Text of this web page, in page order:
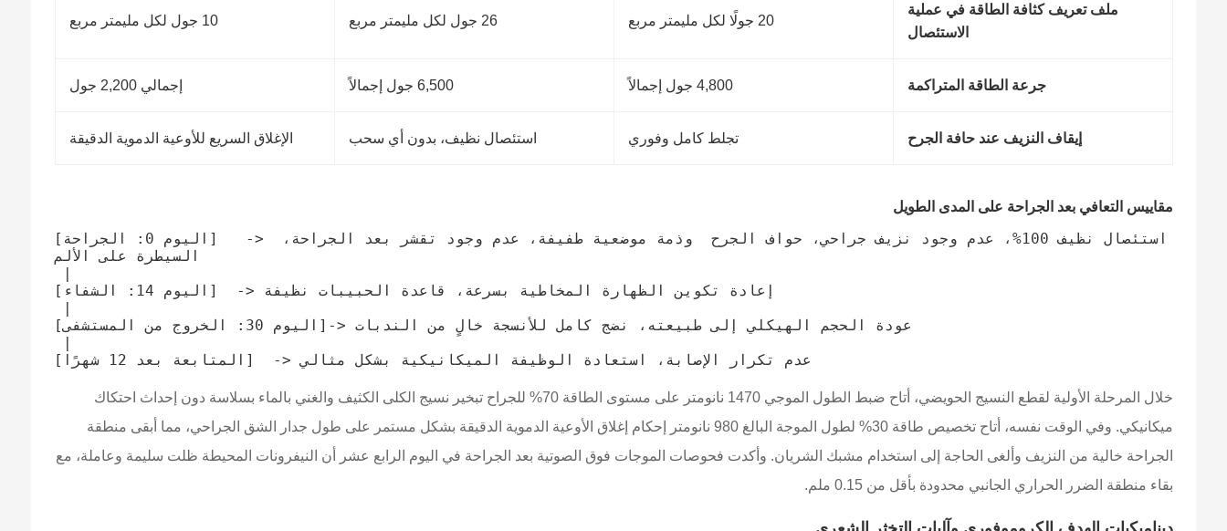
ملف تعريف كثافة الطاقة في عملية
الاستئصال
20 جولًا لكل مليمتر مربع 26 جول لكل مليمتر مربع 10 جول لكل مليمتر مربع
جرعة الطاقة المتراكمة 4,800 جول إجمالاً 6,500 جول إجمالاً إجمالي 2,200 جول
إيقاف النزيف عند حافة الجرح تجلط كامل وفوري استئصال نظيف، بدون أي سحب الإغلاق السريع للأوعية الدموية الدقيقة
مقاييس التعافي بعد الجراحة على المدى الطويل
[اليوم 0: الجراحة]   -> استئصال نظيف 100%، عدم وجود نزيف جراحي، حواف الجرح  وذمة موضعية طفيفة، عدم وجود تقشر بعد الجراحة،
السيطرة على الألم
[اليوم 14: الشفاء]  -> إعادة تكوين الظهارة المخاطية بسرعة، قاعدة الحبيبات نظيفة
[اليوم 30: الخروج من المستشفى]-> عودة الحجم الهيكلي إلى طبيعته، نضج كامل للأنسجة خالٍ من الندبات
خلال المرحلة الأولية لقطع النسيج الحويضي، أتاح ضبط الطول الموجي 1470 نانومتر على مستوى الطاقة 70% للجراح تبخير نسيج الكلى الكثيف والغني بالماء بسلاسة دون إحداث احتكاك
ميكانيكي. وفي الوقت نفسه، أتاح تخصيص طاقة 30% لطول الموجة البالغ 980 نانومتر إحكام إغلاق الأوعية الدموية الدقيقة بشكل مستمر على طول جدار الشق الجراحي، مما أبقى منطقة
الجراحة خالية من النزيف وألغى الحاجة إلى استخدام مشبك الشريان. وأكدت فحوصات الموجات فوق الصوتية بعد الجراحة في اليوم الرابع عشر أن النيفرونات المحيطة ظلت سليمة وعاملة، مع
بقاء منطقة الضرر الحراري الجانبي محدودة بأقل من 0.15 ملم.